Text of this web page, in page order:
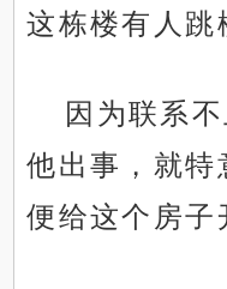
这栋楼有人跳
因为联系
他出事，就特
便给这个房子